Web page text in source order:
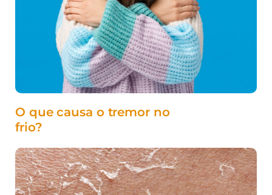
O que causa o tremor no
frio?